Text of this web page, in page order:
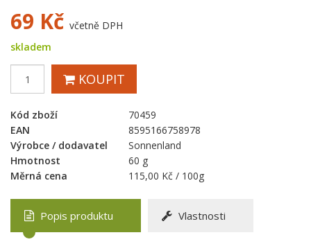
69 Kč včetně DPH
skladem
KOUPIT
Kód zboží
70459
EAN
8595166758978
Výrobce / dodavatel
Sonnenland
Hmotnost
60 g
Měrná cena
115,00 Kč / 100g
Popis produktu Vlastnosti